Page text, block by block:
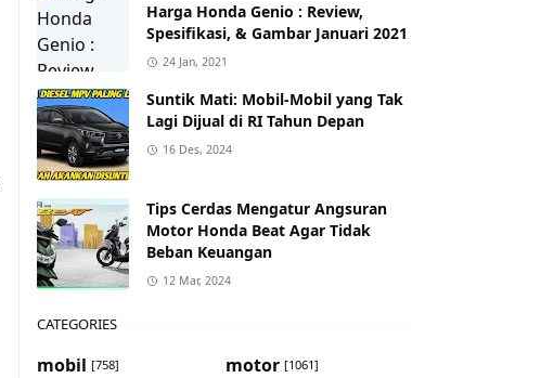
Harga Honda Genio : Review,
Spesifikasi, & Gambar Januari 2021
24 Jan, 2021
Suntik Mati: Mobil-Mobil yang Tak
Lagi Dijual di RI Tahun Depan
16 Des, 2024
Tips Cerdas Mengatur Angsuran
Motor Honda Beat Agar Tidak
Beban Keuangan
12 Mar, 2024
CATEGORIES
mobil [758] motor [1061]